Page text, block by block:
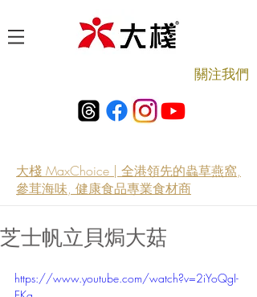
​關注我們
大棧 MaxChoice | 全港領先的蟲草燕窩,
參茸海味, 健康食品專業食材商
芝士帆立貝焗大菇
https://www.youtube.com/watch?v=2iYoQgI-